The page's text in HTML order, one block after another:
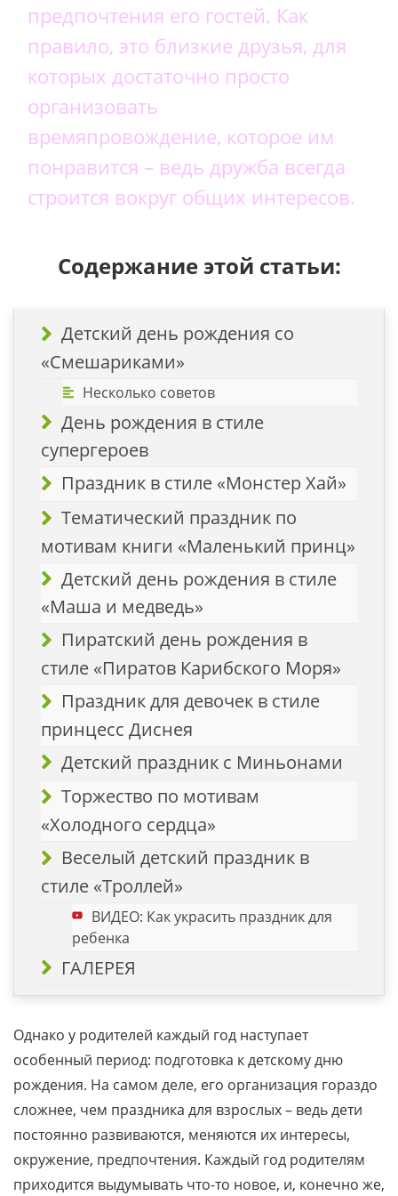
предпочтения его гостей. Как
правило, это близкие друзья, для
которых достаточно просто
организовать
времяпровождение, которое им
понравится – ведь дружба всегда
строится вокруг общих интересов.
Содержание этой статьи:
Детский день рождения со
«Смешариками»
Несколько советов
День рождения в стиле
супергероев
Праздник в стиле «Монстер Хай»
Тематический праздник по
мотивам книги «Маленький принц»
Детский день рождения в стиле
«Маша и медведь»
Пиратский день рождения в
стиле «Пиратов Карибского Моря»
Праздник для девочек в стиле
принцесс Диснея
Детский праздник с Миньонами
Торжество по мотивам
«Холодного сердца»
Веселый детский праздник в
стиле «Троллей»
ВИДЕО: Как украсить праздник для
ребенка
ГАЛЕРЕЯ
Однако у родителей каждый год наступает
особенный период: подготовка к детскому дню
рождения. На самом деле, его организация гораздо
сложнее, чем праздника для взрослых – ведь дети
постоянно развиваются, меняются их интересы,
окружение, предпочтения. Каждый год родителям
приходится выдумывать что-то новое, и, конечно же,